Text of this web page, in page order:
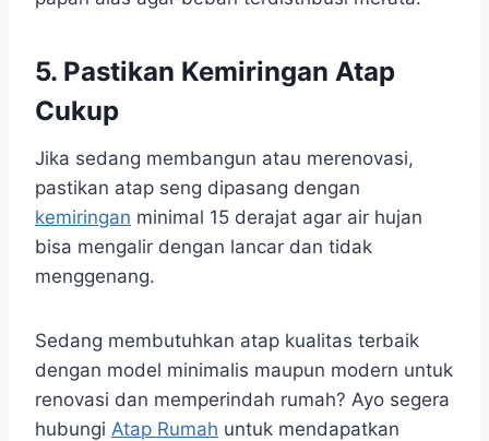
5. Pastikan Kemiringan Atap
Cukup
Jika sedang membangun atau merenovasi,
pastikan atap seng dipasang dengan
kemiringan minimal 15 derajat agar air hujan
bisa mengalir dengan lancar dan tidak
menggenang.
Sedang membutuhkan atap kualitas terbaik
dengan model minimalis maupun modern untuk
renovasi dan memperindah rumah? Ayo segera
hubungi Atap Rumah untuk mendapatkan